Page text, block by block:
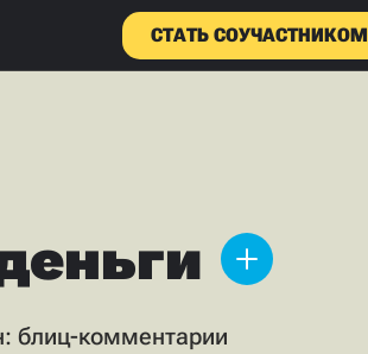
СТАТЬ СОУЧАСТНИКОМ
блиц-комментарии